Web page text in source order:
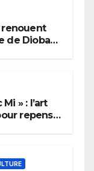
renouent
de Diobaye
» : l’art
repenser